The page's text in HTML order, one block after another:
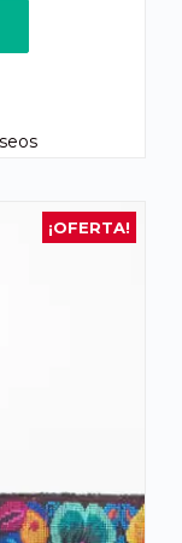
¡OFERTA!